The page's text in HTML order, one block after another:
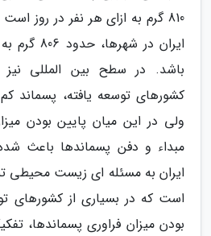
810 گرم به ازای هر نفر در روز
ایران در
باشد. در سطح بین المللی
کشورهای توسعه یافته، پسماند
ولی در این میان پایین بودن
مبداء و دفن پسماندها باعث
ایران به مسئله ای زیست محیطی
است که در بسیاری از کشورهای
بودن میزان فراوری پسماندها،